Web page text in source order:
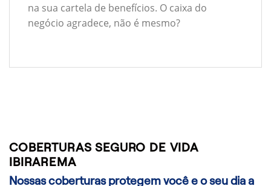
na sua cartela de benefícios. O caixa do
negócio agradece, não é mesmo?
COBERTURAS SEGURO DE VIDA
IBIRAREMA
Nossas coberturas protegem você e o seu dia a